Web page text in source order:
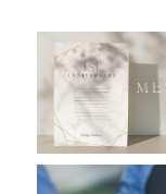
おすすめ商品
バルーン自動販
浮くバルーンオ
卓上バルーンオ